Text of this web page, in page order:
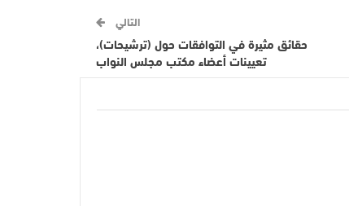
التالي
حقائق مثيرة في التوافقات حول (ترشيحات)،
تعيينات أعضاء مكتب مجلس النواب